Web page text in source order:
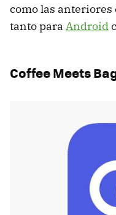
como las
tanto para Android
Coffee Meets